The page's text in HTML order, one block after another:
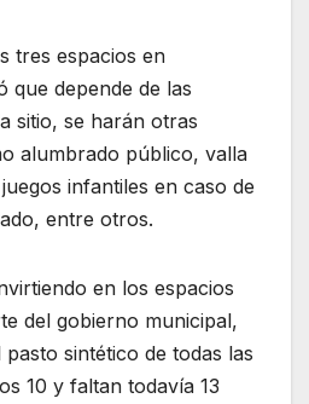
tres espacios en
que depende de las
sitio, se harán otras
alumbrado público, valla
infantiles en caso de
entre otros.
en los espacios
del gobierno municipal,
sintético de todas las
10 y faltan todavía 13